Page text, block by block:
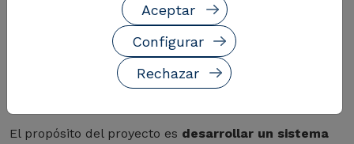
Smart Sustainable Wine
mirando al horizonte para continuar trabajando en
una segunda fase en la que se consoliden los
resultados obtenidos hasta la fecha.
El propósito del proyecto es desarrollar un sistema
Rechazar
Configurar
Aceptar